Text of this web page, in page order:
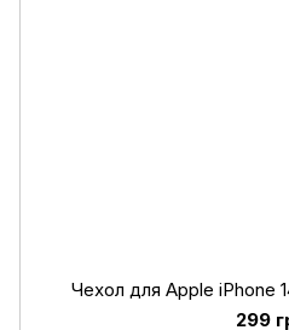
Чехол для Apple iPhone
299